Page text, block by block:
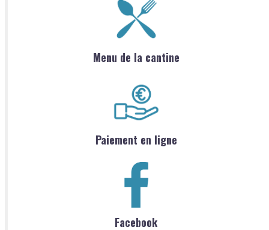
Menu de la cantine
Paiement en ligne
Facebook